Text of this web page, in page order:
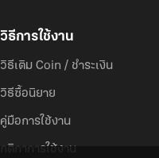
วิธีการใช้งาน
วิธีเติม Coin / ชำระเงิน
วิธีซื้อนิยาย
คู่มือการใช้งาน
กติกาการใช้งาน